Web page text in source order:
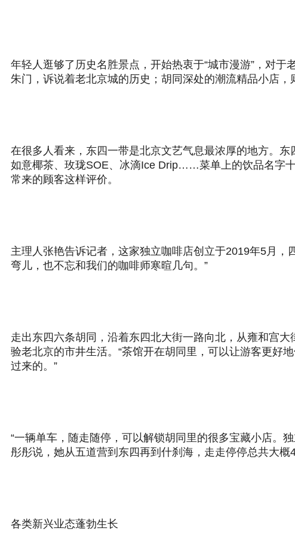
年轻人逛够了历史名胜景点，开始热衷于“城市漫游”，对
朱门，诉说着老北京城的历史；胡同深处的潮流精品小店，
在很多人看来，东四一带是北京文艺气息最浓厚的地方。
如意椰茶、玫珑SOE、冰滴Ice Drip……菜单上的饮品名字
常来的顾客这样评价。
主理人张艳告诉记者，这家独立咖啡店创立于2019年5月
弯儿，也不忘和我们的咖啡师寒暄几句。”
走出东四六条胡同，沿着东四北大街一路向北，从雍和宫
验老北京的市井生活。“茶馆开在胡同里，可以让游客更好
过来的。”
“一辆单车，随走随停，可以解锁胡同里的很多宝藏小店。
彤彤说，她从五道营到东四再到什刹海，走走停停总共大概
各类新兴业态蓬勃生长